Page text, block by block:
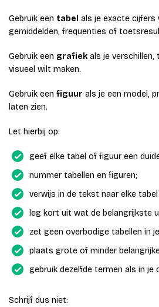
Gebruik een tabel als je exacte cijfers
gemiddelden, frequenties of
Gebruik een grafiek als je verschillen,
visueel wilt maken.
Gebruik een figuur als je een model,
laten zien.
Let hierbij op:
geef elke tabel of figuur een
nummer tabellen en figuren;
verwijs in de tekst naar elke
leg kort uit wat de belangrijkste
zet geen overbodige tabellen in
plaats grote of minder
gebruik dezelfde termen als in je
Schrijf dus niet: